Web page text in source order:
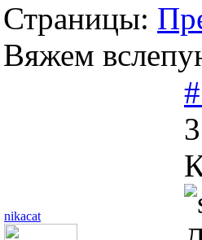
Страницы:
Вяжем
nikacat